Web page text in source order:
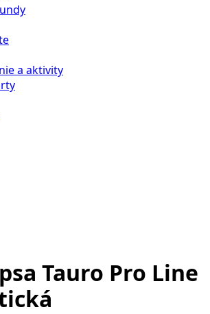
a aktivity
Tauro Pro Line